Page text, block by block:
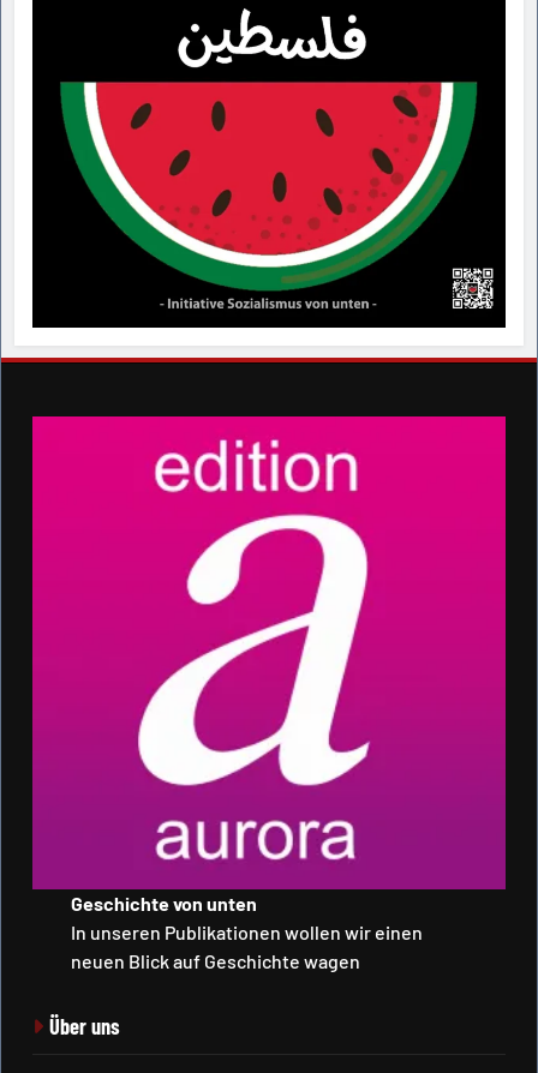
Geschichte von unten
In unseren Publikationen wollen wir einen
neuen Blick auf Geschichte wagen
Über uns